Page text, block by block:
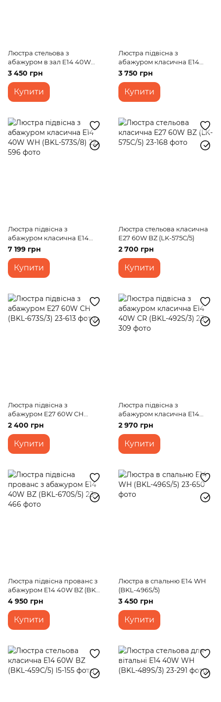
Люстра стельова з
абажуром в зал E14 40W
WH (BKL-659C/5)
3 450 грн
Купити
Люстра підвісна з
абажуром класична E14
40W BG (BCL-725S/3)
3 750 грн
Купити
Люстра підвісна з
абажуром класична E14
40W WH (BKL-573S/8)
7 199 грн
Купити
Люстра стельова класична
E27 60W BZ (LK-575C/5)
2 700 грн
Купити
Люстра підвісна з
абажуром E27 60W CH
(BKL-673S/3)
2 400 грн
Купити
Люстра підвісна з
абажуром класична E14
40W CR (BKL-492S/3)
2 970 грн
Купити
Люстра підвісна прованс з
абажуром E14 40W BZ (BKL-
670S/5)
4 950 грн
Купити
Люстра в спальню E14 WH
(BKL-496S/5)
3 450 грн
Купити